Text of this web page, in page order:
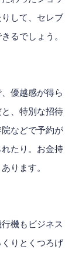
して、セレブ
るでしょう。
優越感が得ら
、特別な招待
などで予約が
たり。お金持
ります。
機もビジネス
りとくつろげ